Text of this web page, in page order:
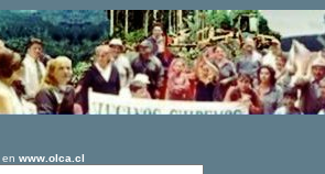
en www.olca.cl